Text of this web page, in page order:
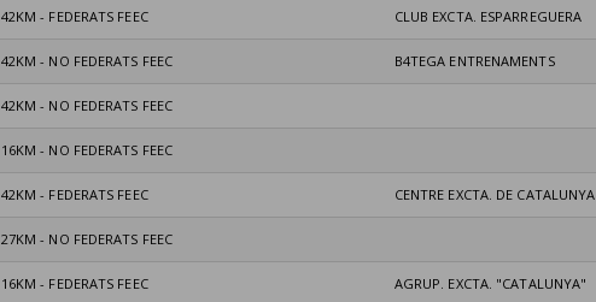
42KM - FEDERATS FEEC CLUB EXCTA. ESPARREGUERA
42KM - NO FEDERATS FEEC B4TEGA ENTRENAMENTS
42KM - NO FEDERATS FEEC
16KM - NO FEDERATS FEEC
42KM - FEDERATS FEEC CENTRE EXCTA. DE CATALUNYA
27KM - NO FEDERATS FEEC
16KM - FEDERATS FEEC AGRUP. EXCTA. "CATALUNYA"